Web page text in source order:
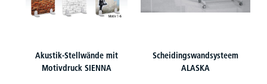
Akustik-Stellwände mit
Motivdruck SIENNA
Scheidingswandsysteem
ALASKA